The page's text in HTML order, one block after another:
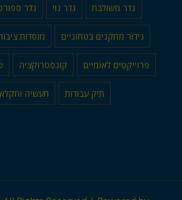
גדר משולבת גדר נוי גדר
גידור מתקנים בטחוניים מוסדות
פרוייקטים לאומיים קונסטרוקציה
תיק עבודות תעשיה